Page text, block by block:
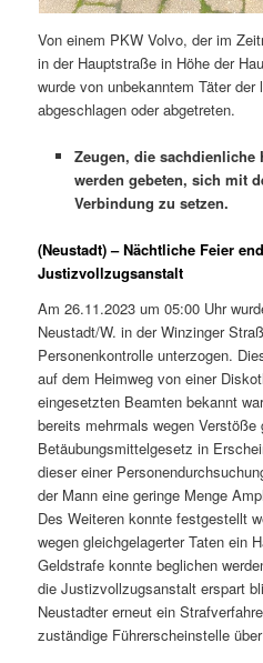
Von einem PKW Volvo, der im
in der Hauptstraße in Höhe der
wurde von unbekanntem Täter der
abgeschlagen oder abgetreten.
Zeugen, die sachdienliche
werden gebeten, sich mit
Verbindung zu setzen.
(Neustadt) – Nächtliche Feier
Justizvollzugsanstalt
Am 26.11.2023 um 05:00 Uhr
Neustadt/W. in der Winzinger
Personenkontrolle unterzogen.
auf dem Heimweg von einer
eingesetzten Beamten bekannt
bereits mehrmals wegen Verstöße
Betäubungsmittelgesetz in
dieser einer
der Mann eine geringe Menge
Des Weiteren konnte festgestellt
wegen gleichgelagerter Taten ein
Geldstrafe konnte beglichen
die Justizvollzugsanstalt erspart
Neustadter erneut ein
zuständige Führerscheinstelle